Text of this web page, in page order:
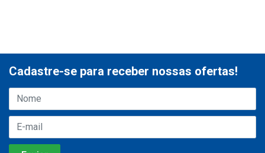
Cadastre-se para receber nossas ofertas!